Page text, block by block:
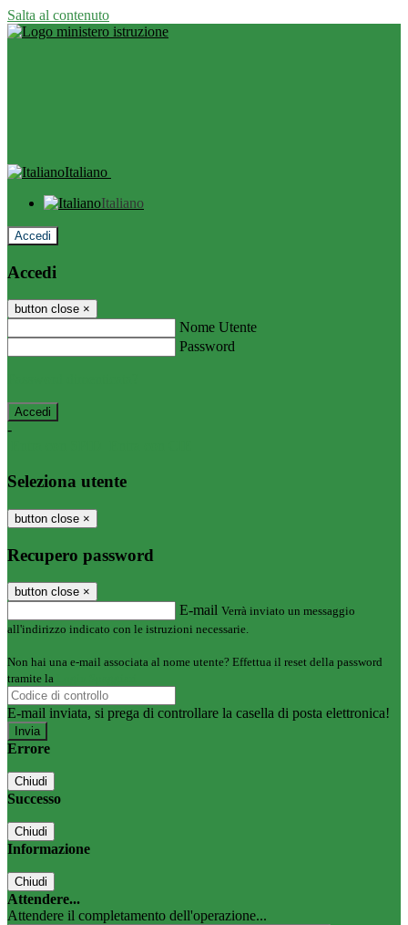
Salta al contenuto
Italiano
Italiano
Accedi
Accedi
button close ×
Nome Utente
Password
-
Seleziona utente
button close ×
Recupero password
button close ×
E-mail Verrà inviato un messaggio
all'indirizzo indicato con le istruzioni necessarie.
Non hai una e-mail associata al nome utente? Effettua il reset della password
tramite la
E-mail inviata, si prega di controllare la casella di posta elettronica!
Errore
Chiudi
Successo
Chiudi
Informazione
Chiudi
Attendere...
Attendere il completamento dell'operazione...